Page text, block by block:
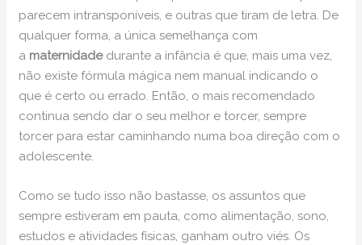
parecem intransponíveis, e outras que tiram de letra. De
qualquer forma, a única semelhança com
a maternidadedurante a infância é que, mais uma vez,
não existe fórmula mágica nem manual indicando o
que é certo ou errado. Então, o mais recomendado
continua sendo dar o seu melhor e torcer, sempre
torcer para estar caminhando numa boa direção com o
adolescente.
Como se tudo isso não bastasse, os assuntos que
sempre estiveram em pauta, como alimentação, sono,
estudos e atividades físicas, ganham outro viés. Os